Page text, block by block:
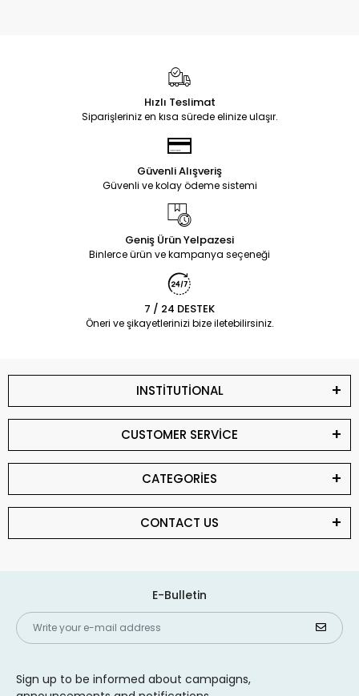
Hızlı Teslimat
Siparişleriniz en kısa sürede elinize ulaşır.
Güvenli Alışveriş
Güvenli ve kolay ödeme sistemi
Geniş Ürün Yelpazesi
Binlerce ürün ve kampanya seçeneği
7 / 24 DESTEK
Öneri ve şikayetlerinizi bize iletebilirsiniz.
INSTİTUTİONAL
CUSTOMER SERVİCE
CATEGORİES
CONTACT US
E-Bulletin
Sign up to be informed about campaigns,